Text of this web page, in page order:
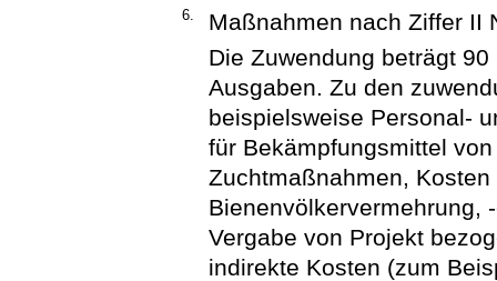
6.
Maßnahmen nach Ziffer II
Die Zuwendung beträgt
Ausgaben. Zu den
beispielsweise Personal-
für Bekämpfungsmittel
Zuchtmaßnahmen,
Bienenvölkervermehrung,
Vergabe von Projekt
indirekte Kosten (zum